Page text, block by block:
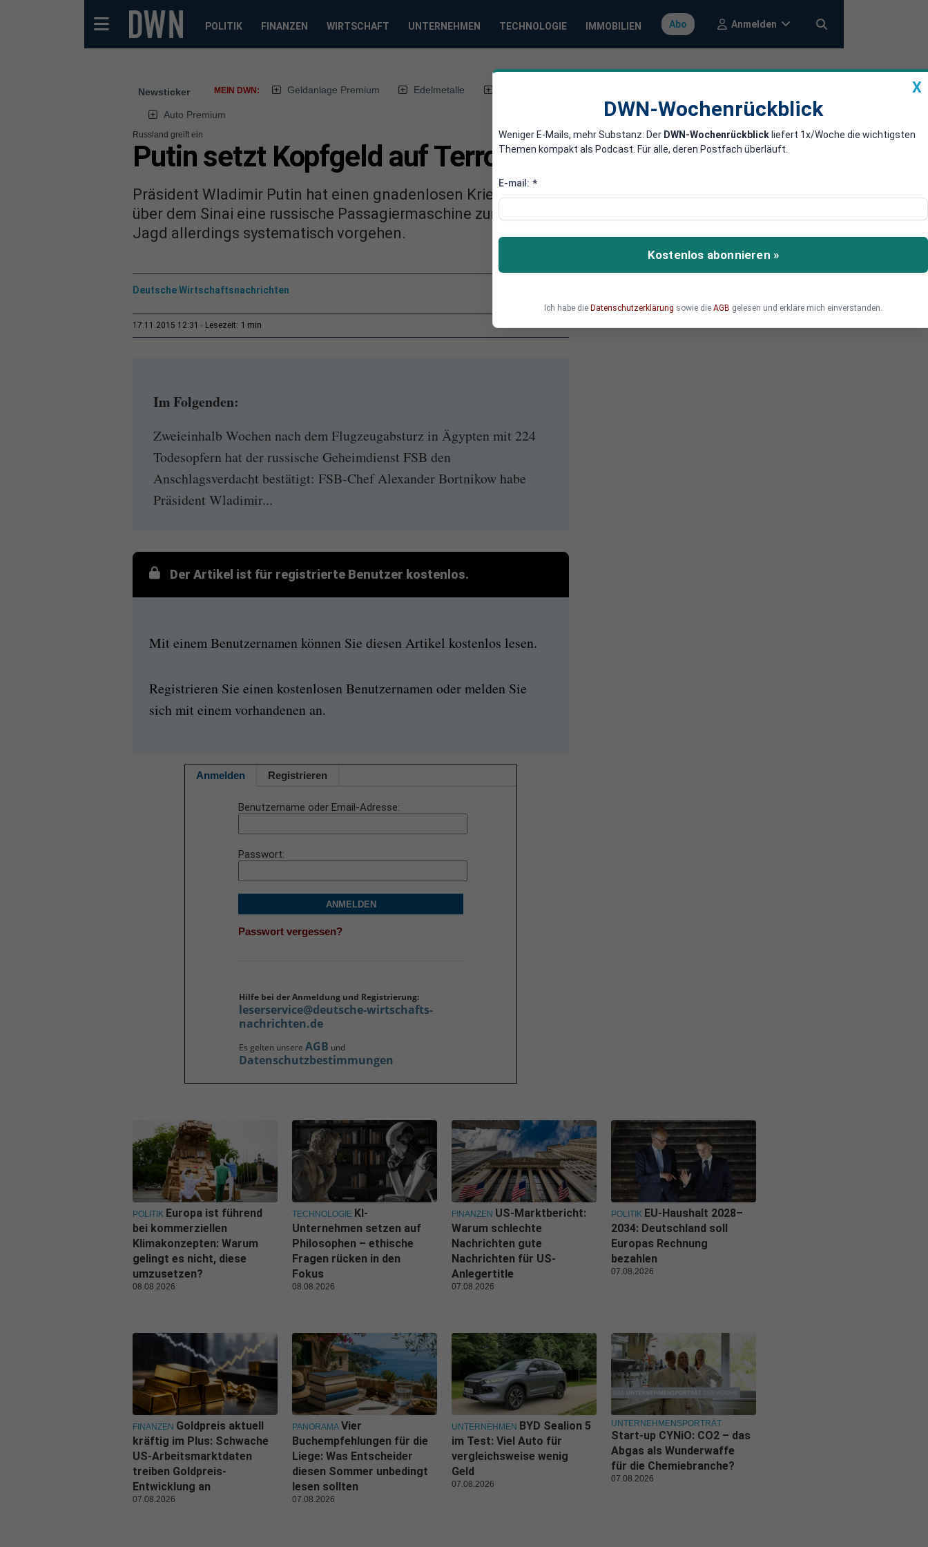
POLITIK FINANZEN WIRTSCHAFT UNTERNEHMEN TECHNOLOGIE IMMOBILIEN Abo Anmelden
Newsticker MEIN DWN: Geldanlage Premium Edelmetalle
Auto Premium
Russland greift ein
Putin setzt Kopfgeld auf Terroristen aus
Präsident Wladimir Putin hat einen gnadenlosen Krieg gegen die Terroristen angekündigt, die
über dem Sinai eine russische Passagiermaschine zum Absturz gebracht haben. Er will bei seiner
Jagd allerdings systematisch vorgehen.
Deutsche Wirtschaftsnachrichten
17.11.2015 12:31 Lesezeit: 1 min
Im Folgenden:
Zweieinhalb Wochen nach dem Flugzeugabsturz in Ägypten mit 224
Todesopfern hat der russische Geheimdienst FSB den
Anschlagsverdacht bestätigt: FSB-Chef Alexander Bortnikow habe
Präsident Wladimir...
Der Artikel ist für registrierte Benutzer kostenlos.
Mit einem Benutzernamen können Sie diesen Artikel kostenlos lesen.
Registrieren Sie einen kostenlosen Benutzernamen oder melden Sie
sich mit einem vorhandenen an.
Anmelden Registrieren
Benutzername oder Email-Adresse
Passwort
ANMELDEN
Passwort vergessen?
Hilfe bei der Anmeldung und Registrierung:
leserservice@deutsche-wirtschafts-
nachrichten.de
Es gelten unsere AGB und
Datenschutzbestimmungen
X
DWN-Wochenrückblick
Weniger E-Mails, mehr Substanz: Der DWN-Wochenrückblick liefert 1x/Woche die wichtigsten
Themen kompakt als Podcast. Für alle, deren Postfach überläuft.
E-mail: *
Kostenlos abonnieren »
Ich habe die Datenschutzerklärung sowie die AGB gelesen und erkläre mich einverstanden.
POLITIK Europa ist führend
bei kommerziellen
Klimakonzepten: Warum
gelingt es nicht, diese
umzusetzen?
08.08.2026
TECHNOLOGIE KI-
Unternehmen setzen auf
Philosophen – ethische
Fragen rücken in den
Fokus
08.08.2026
FINANZEN US-Marktbericht:
Warum schlechte
Nachrichten gute
Nachrichten für US-
Anlegertitle
07.08.2026
POLITIK EU-Haushalt 2028–
2034: Deutschland soll
Europas Rechnung
bezahlen
07.08.2026
FINANZEN Goldpreis aktuell
kräftig im Plus: Schwache
US-Arbeitsmarktdaten
treiben Goldpreis-
Entwicklung an
07.08.2026
PANORAMA Vier
Buchempfehlungen für die
Liege: Was Entscheider
diesen Sommer unbedingt
lesen sollten
07.08.2026
UNTERNEHMEN BYD Sealion 5
im Test: Viel Auto für
vergleichsweise wenig
Geld
07.08.2026
UNTERNEHMENSPORTRÄT
Start-up CYNiO: CO2 – das
Abgas als Wunderwaffe
für die Chemiebranche?
07.08.2026